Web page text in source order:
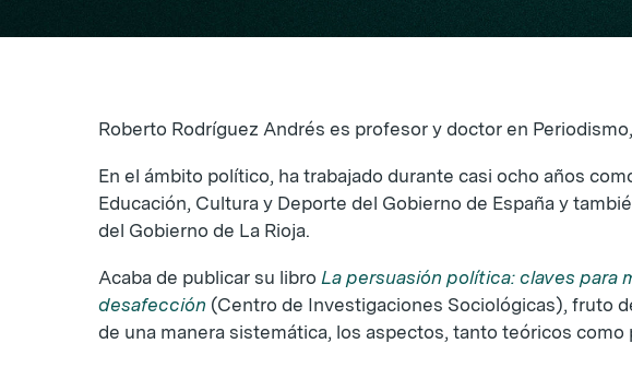
Roberto Rodríguez Andrés es profesor y doctor en
En el ámbito político, ha trabajado durante casi ocho años
Educación, Cultura y Deporte del Gobierno de España y
del Gobierno de La Rioja.
Acaba de publicar su libro La persuasión política: claves para
desafección (Centro de Investigaciones Sociológicas), fruto
de una manera sistemática, los aspectos, tanto teóricos